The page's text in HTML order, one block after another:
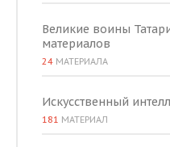
Великие воины
материалов
24 МАТЕРИАЛА
Искусственный
181 МАТЕРИАЛ